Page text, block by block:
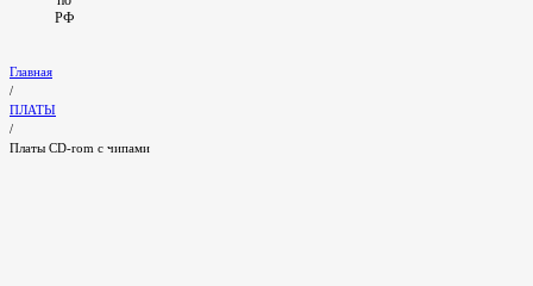
РФ
Главная
/
ПЛАТЫ
/
Платы CD-rom с чипами